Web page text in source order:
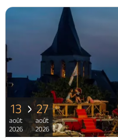
13
août
2026
27
août
2026